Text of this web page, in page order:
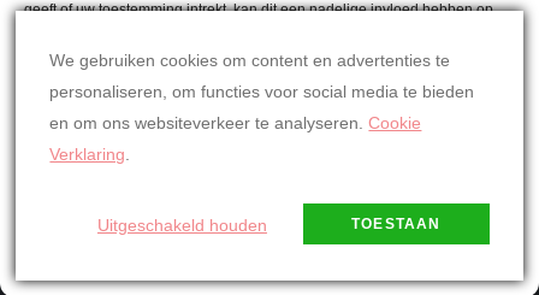
geeft of uw toestemming intrekt, kan dit een nadelige invloed hebben op
ACCEPTEREN
BEKIJK VOORKEUREN
Oostenrijkse Recepten
Overig
We gebruiken cookies om content en advertenties te
personaliseren, om functies voor social media te bieden
en om ons websiteverkeer te analyseren.Cookie
Verklaring
TOESTAAN
Uitgeschakeld houden